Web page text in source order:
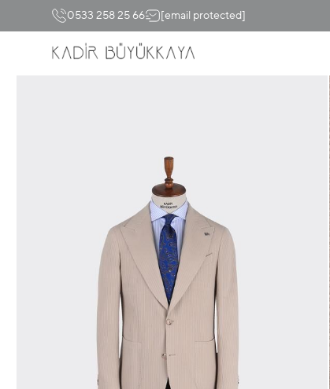
0533 258 25 66 [email protected]